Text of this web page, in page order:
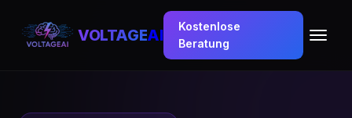
VOLTAGEAI
Kostenlose
Beratung